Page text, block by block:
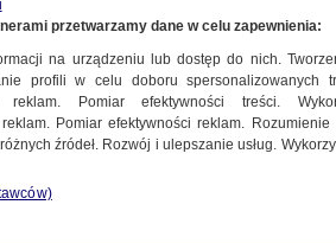
przetwarzamy dane w celu zapewnienia:
na urządzeniu lub dostęp do nich.
profili w celu doboru spersonalizowanych
reklam. Pomiar efektywności treści.
Pomiar efektywności reklam.
źródeł. Rozwój i ulepszanie usług.